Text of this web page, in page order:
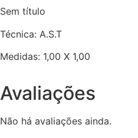
Sem título
Técnica: A.S.T
Medidas: 1,00 X 1,00
Avaliações
Não há avaliações ainda.